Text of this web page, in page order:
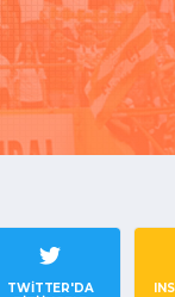
TWITTER'DA